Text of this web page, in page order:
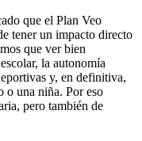
que el Plan Veo
tener un impacto directo
que ver bien
la autonomía
y, en definitiva,
o una niña. Por eso
pero también de